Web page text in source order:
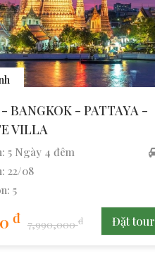
BANGKOK - PATTAYA -
VILLA
5 Ngày 4 đêm
22/08
5
đ 7,990,000đ Đặt tour